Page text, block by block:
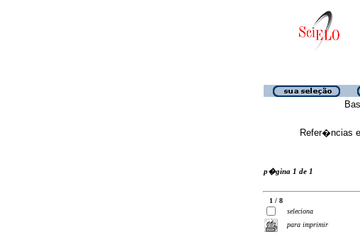
Refer�ncias
p�gina 1 de 1
1 / 8
seleciona
para imprimir